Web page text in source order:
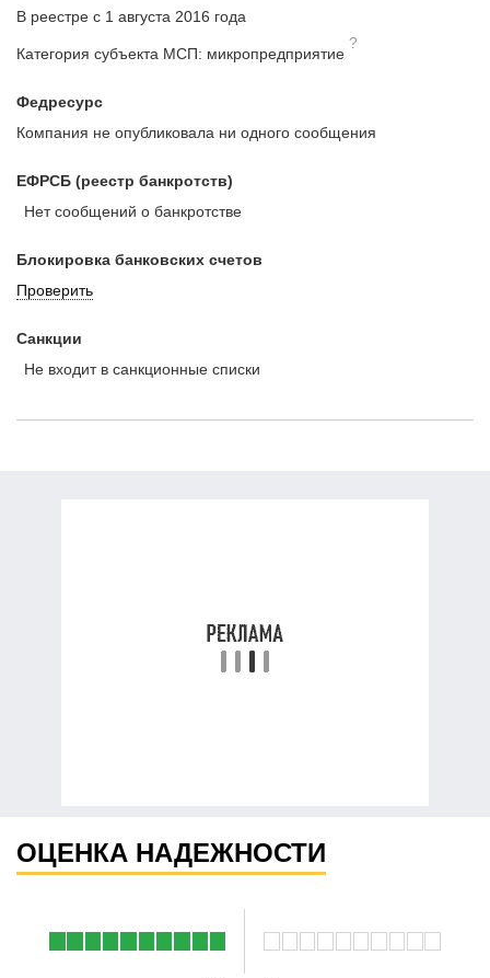
В реестре с 1 августа 2016 года
Категория субъекта МСП: микропредприятие
?
Федресурс
Компания не опубликовала ни одного сообщения
ЕФРСБ (реестр банкротств)
Нет сообщений о банкротстве
Блокировка банковских счетов
Проверить
Санкции
Не входит в санкционные списки
ОЦЕНКА НАДЕЖНОСТИ